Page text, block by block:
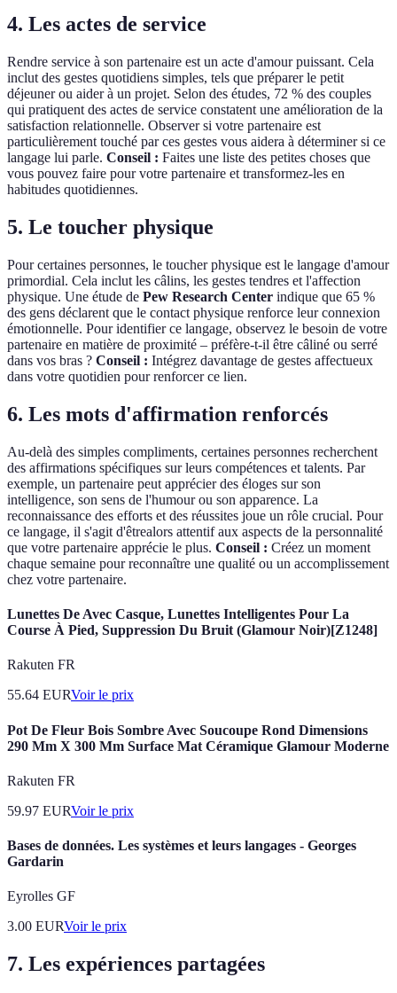
4. Les actes de service
Rendre service à son partenaire est un acte d'amour puissant. Cela
inclut des gestes quotidiens simples, tels que préparer le petit
déjeuner ou aider à un projet. Selon des études, 72 % des couples
qui pratiquent des actes de service constatent une amélioration de la
satisfaction relationnelle. Observer si votre partenaire est
particulièrement touché par ces gestes vous aidera à déterminer si ce
langage lui parle. Conseil : Faites une liste des petites choses que
vous pouvez faire pour votre partenaire et transformez-les en
habitudes quotidiennes.
5. Le toucher physique
Pour certaines personnes, le toucher physique est le langage d'amour
primordial. Cela inclut les câlins, les gestes tendres et l'affection
physique. Une étude de Pew Research Center indique que 65 %
des gens déclarent que le contact physique renforce leur connexion
émotionnelle. Pour identifier ce langage, observez le besoin de votre
partenaire en matière de proximité – préfère-t-il être câliné ou serré
dans vos bras ? Conseil : Intégrez davantage de gestes affectueux
dans votre quotidien pour renforcer ce lien.
6. Les mots d'affirmation renforcés
Au-delà des simples compliments, certaines personnes recherchent
des affirmations spécifiques sur leurs compétences et talents. Par
exemple, un partenaire peut apprécier des éloges sur son
intelligence, son sens de l'humour ou son apparence. La
reconnaissance des efforts et des réussites joue un rôle crucial. Pour
ce langage, il s'agit d'êtrealors attentif aux aspects de la personnalité
que votre partenaire apprécie le plus. Conseil : Créez un moment
chaque semaine pour reconnaître une qualité ou un accomplissement
chez votre partenaire.
Lunettes De Avec Casque, Lunettes Intelligentes Pour La
Course À Pied, Suppression Du Bruit (Glamour Noir)[Z1248]
Rakuten FR
55.64 EURVoir le prix
Pot De Fleur Bois Sombre Avec Soucoupe Rond Dimensions
290 Mm X 300 Mm Surface Mat Céramique Glamour Moderne
Rakuten FR
59.97 EURVoir le prix
Bases de données. Les systèmes et leurs langages - Georges
Gardarin
Eyrolles GF
3.00 EURVoir le prix
7. Les expériences partagées